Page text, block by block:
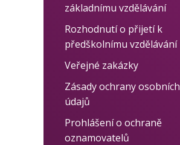
základnímu vzdělávání
Rozhodnutí o přijetí k
předškolnímu vzdělávání
Veřejné zakázky
Zásady ochrany osobních
údajů
Prohlášení o ochraně
oznamovatelů